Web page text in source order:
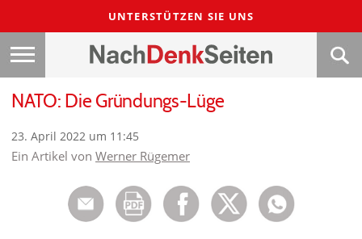
UNTERSTÜTZEN SIE UNS
NATO: Die Gründungs-Lüge
23. April 2022 um 11:45
Ein Artikel von Werner Rügemer